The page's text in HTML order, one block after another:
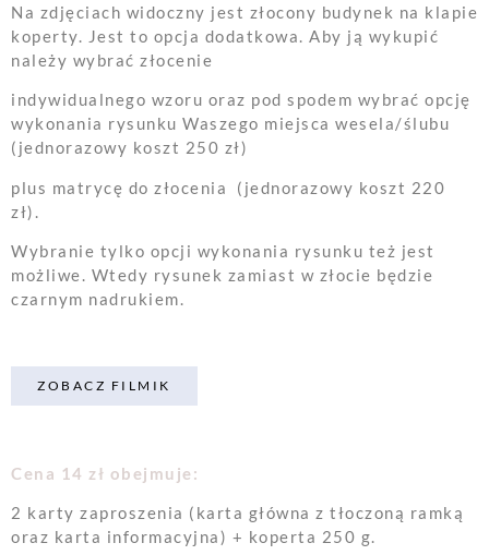
Na zdjęciach widoczny jest złocony budynek na klapie
koperty. Jest to opcja dodatkowa. Aby ją wykupić
należy wybrać złocenie
indywidualnego wzoru oraz pod spodem wybrać opcję
wykonania rysunku Waszego miejsca wesela/ślubu
(jednorazowy koszt 250 zł)
plus matrycę do złocenia (jednorazowy koszt 220
zł).
Wybranie tylko opcji wykonania rysunku też jest
możliwe. Wtedy rysunek zamiast w złocie będzie
czarnym nadrukiem.
ZOBACZ FILMIK
Cena 14 zł obejmuje:
2 karty zaproszenia (karta główna z tłoczoną ramką
oraz karta informacyjna) + koperta 250 g.